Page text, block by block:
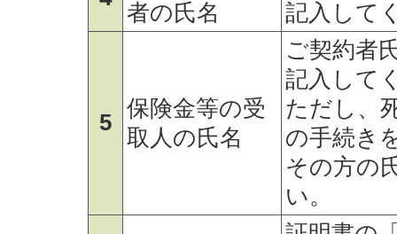
者の氏名
記入して
5
保険金等の受
取人の氏名
ご契約者
記入して
ただし、
の手続き
その方の
い。